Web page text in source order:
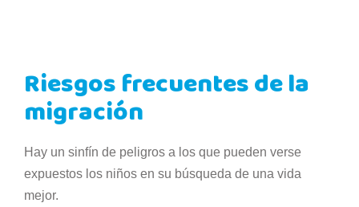
Riesgos frecuentes de la
migración
Hay un sinfín de peligros a los que pueden verse
expuestos los niños en su búsqueda de una vida
mejor.